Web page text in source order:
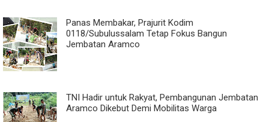
Panas Membakar, Prajurit Kodim
0118/Subulussalam Tetap Fokus Bangun
Jembatan Aramco
TNI Hadir untuk Rakyat, Pembangunan Jembatan
Aramco Dikebut Demi Mobilitas Warga